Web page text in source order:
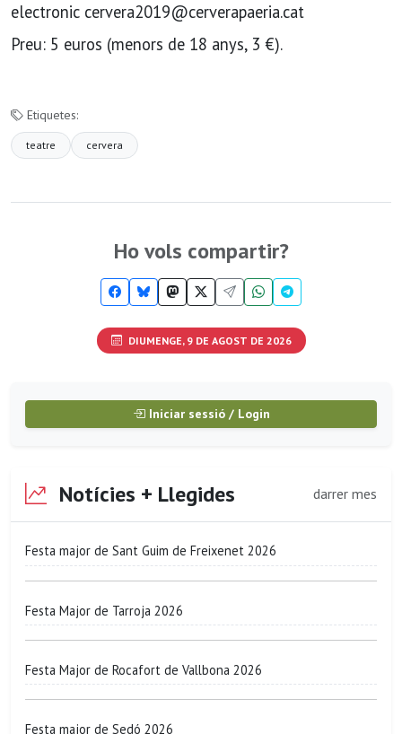
electronic cervera2019@cerverapaeria.cat
Preu: 5 euros (menors de 18 anys, 3 €).
Etiquetes:
teatre cervera
Ho vols compartir?
DIUMENGE, 9 DE AGOST DE 2026
Iniciar sessió / Login
Notícies + Llegides darrer mes
Festa major de Sant Guim de Freixenet 2026
Festa Major de Tarroja 2026
Festa Major de Rocafort de Vallbona 2026
Festa major de Sedó 2026